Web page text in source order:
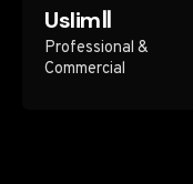
UslimⅡ
Professional &
Commercial